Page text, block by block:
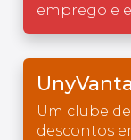
emprego e
Um clube
descontos